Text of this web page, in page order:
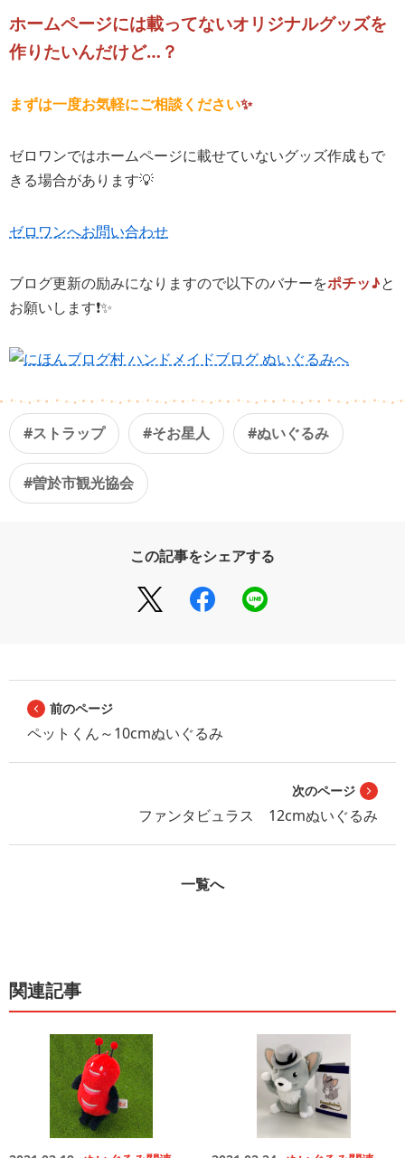
ホームページには載ってないオリジナルグッズを
作りたいんだけど…？
まずは一度お気軽にご相談ください✨
ゼロワンではホームページに載せていないグッズ作成もで
きる場合があります💡
ゼロワンへお問い合わせ
ブログ更新の励みになりますので以下のバナーをポチッ♪と
お願いします❗️✨
#ストラップ #そお星人 #ぬいぐるみ
#曽於市観光協会
この記事をシェアする
前のページ
ペットくん～10cmぬいぐるみ
次のページ
ファンタビュラス 12cmぬいぐるみ
一覧へ
関連記事